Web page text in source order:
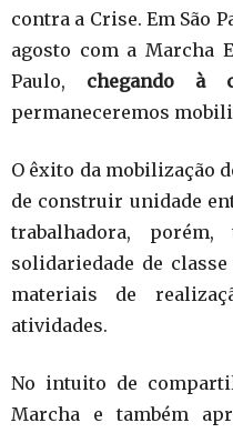
contra a Crise. Em São
agosto com a Marcha
Paulo, chegando à
permaneceremos
O êxito da mobilização
de construir unidade
trabalhadora, porém,
solidariedade de
materiais de
atividades.
No intuito de
Marcha e também